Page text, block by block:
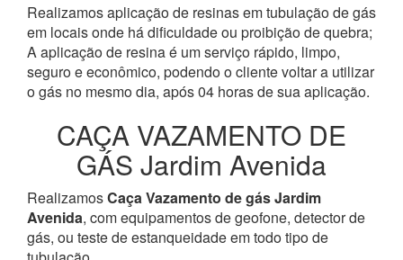
Realizamos aplicação de resinas em tubulação de gás
em locais onde há dificuldade ou proibição de quebra;
A aplicação de resina é um serviço rápido, limpo,
seguro e econômico, podendo o cliente voltar a utilizar
o gás no mesmo dia, após 04 horas de sua aplicação.
CAÇA VAZAMENTO DE
GÁS Jardim Avenida
RealizamosCaça Vazamento de gás Jardim
Avenida, com equipamentos de geofone, detector de
gás, ou teste de estanqueidade em todo tipo de